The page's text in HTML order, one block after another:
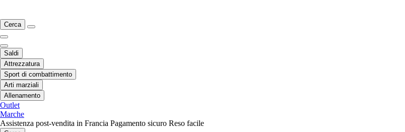
Cerca
Saldi
Attrezzatura
Sport di combattimento
Arti marziali
Allenamento
Outlet
Marche
Assistenza post-vendita in Francia Pagamento sicuro Reso facile